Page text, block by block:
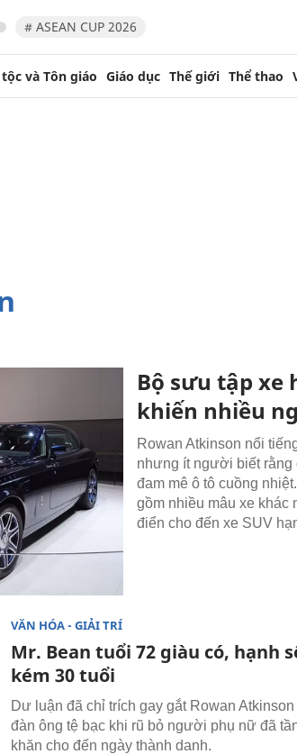
# ASEAN CUP 2026
tộc và Tôn giáo Giáo dục Thế giới Thể thao
Bộ sưu tập xe
khiến nhiều
Rowan Atkinson nổi
nhưng ít người biết
đam mê ô tô cuồng
gồm nhiều mâu xe khác
điển cho đến xe SUV
VĂN HÓA - GIẢI TRÍ
Mr. Bean tuổi 72 giàu có, hạnh
kém 30 tuổi
Dư luận đã chỉ trích gay gắt Rowan
đàn ông tệ bạc khi rũ bỏ người phụ nữ đã
khăn cho đến ngày thành danh.